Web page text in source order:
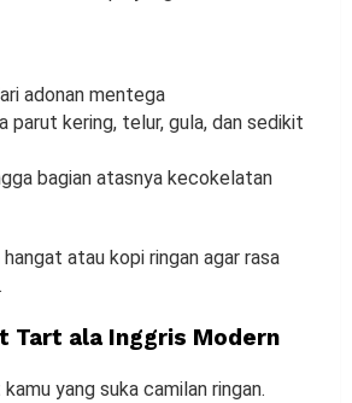
adonan mentega
parut kering, telur, gula, dan sedikit
bagian atasnya kecokelatan
atau kopi ringan agar rasa
Tart ala Inggris Modern
yang suka camilan ringan.